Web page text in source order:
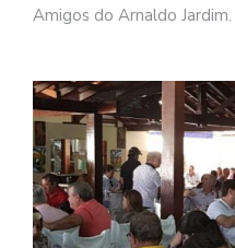
Amigos do Arnaldo